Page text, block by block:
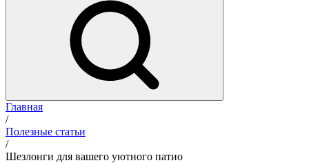
Главная
/
Полезные статьи
/
Шезлонги для вашего уютного патио